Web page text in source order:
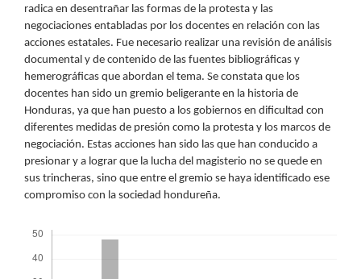
radica en desentrañar las formas de la protesta y las
negociaciones entabladas por los docentes en relación con las
acciones estatales. Fue necesario realizar una revisión de análisis
documental y de contenido de las fuentes bibliográficas y
hemerográficas que abordan el tema. Se constata que los
docentes han sido un gremio beligerante en la historia de
Honduras, ya que han puesto a los gobiernos en dificultad con
diferentes medidas de presión como la protesta y los marcos de
negociación. Estas acciones han sido las que han conducido a
presionar y a lograr que la lucha del magisterio no se quede en
sus trincheras, sino que entre el gremio se haya identificado ese
compromiso con la sociedad hondureña.